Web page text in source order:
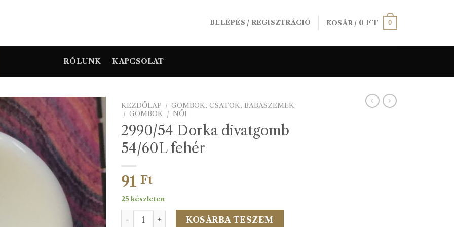
BELÉPÉS / REGISZTRÁCIÓ KOSÁR / 0FT 0
RÓLUNK KAPCSOLAT
KEZDŐLAP / GOMBOK, CSATOK, BABASZEMEK
/ GOMBOK / NŐI
2990/54 Dorka divatgomb
54/60L fehér
91 Ft
25 készleten
2990/54 Dorka divatgomb 54/60L fehér mennyiség
KOSÁRBA TESZEM